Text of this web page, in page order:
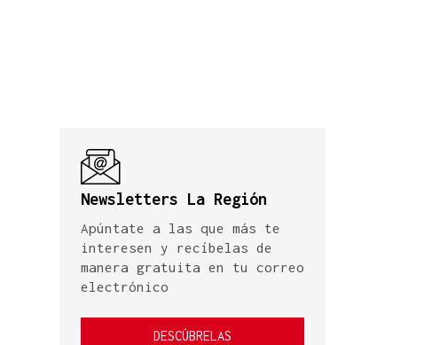
Newsletters La Región
Apúntate a las que más te
interesen y recíbelas de
manera gratuita en tu correo
electrónico
DESCÚBRELAS